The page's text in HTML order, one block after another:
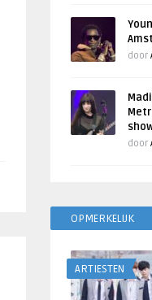
door
door
OPMERKELIJK
ARTIESTEN